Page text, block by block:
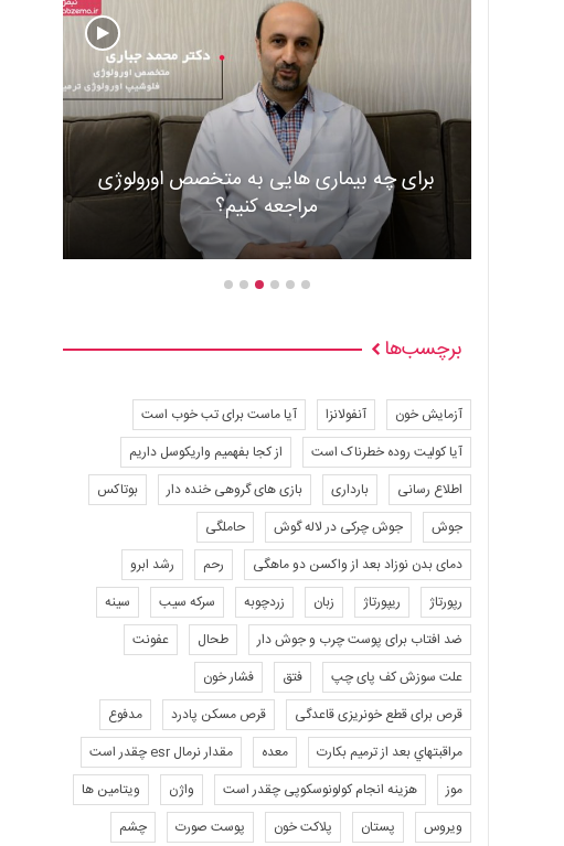
برای چه بیماری هایی به متخصص اورولوژی
مراجعه کنیم؟
برچسب‌ها
آزمایش خون آنفولانزا
آیا ماست برای تب خوب است
آیا کولیت روده خطرناک است
از کجا بفهمیم واریکوسل داریم
اطلاع رسانی
بارداری بازی های گروهی خنده دار
بوتاکس
جوش
جوش چرکی در لاله گوش
حاملگی
دمای بدن نوزاد بعد از واکسن دو ماهگی
رحم
رشد ابرو
رپورتاژ
ریپورتاژ زبان زردچوبه سرکه سیب
سینه
ضد افتاب برای پوست چرب و جوش دار
طحال
عفونت
علت سوزش کف پای چپ
فتق
فشار خون
قرص برای قطع خونریزی قاعدگی
قرص مسکن پادرد
مدفوع
مراقبتهاي بعد از ترميم بكارت
معده
مقدار نرمال esr چقدر است
موز
هزینه انجام کولونوسکوپی چقدر است واژن
ویتامین ها
ویروس
پستان پلاکت خون پوست صورت چشم